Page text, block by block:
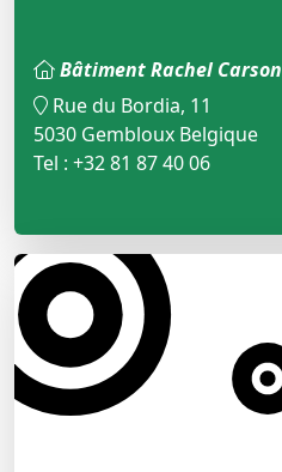
Bâtiment Rachel Carson
Rue du Bordia, 11
5030 Gembloux Belgique
Tel : +32 81 87 40 06